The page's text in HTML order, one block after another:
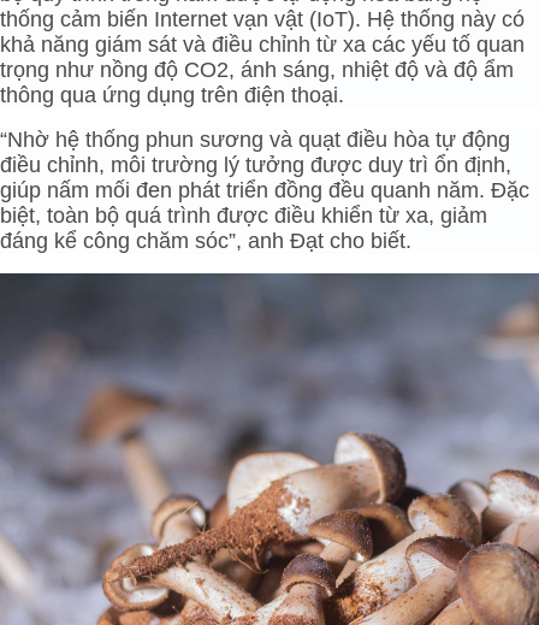
thống cảm biến Internet vạn vật (IoT). Hệ thống này có
khả năng giám sát và điều chỉnh từ xa các yếu tố quan
trọng như nồng độ CO2, ánh sáng, nhiệt độ và độ ẩm
thông qua ứng dụng trên điện thoại.
“Nhờ hệ thống phun sương và quạt điều hòa tự động
điều chỉnh, môi trường lý tưởng được duy trì ổn định,
giúp nấm mối đen phát triển đồng đều quanh năm. Đặc
biệt, toàn bộ quá trình được điều khiển từ xa, giảm
đáng kể công chăm sóc”, anh Đạt cho biết.